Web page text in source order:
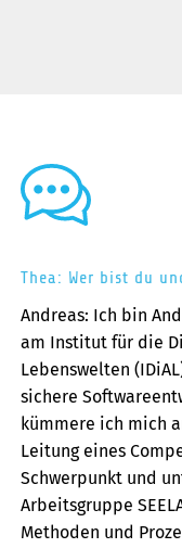
Thea: Wer bist du
Andreas: Ich bin
am Institut für die
Lebenswelten (IDiAL
sichere
kümmere ich mich
Leitung eines
Schwerpunkt und
Arbeitsgruppe
Methoden und